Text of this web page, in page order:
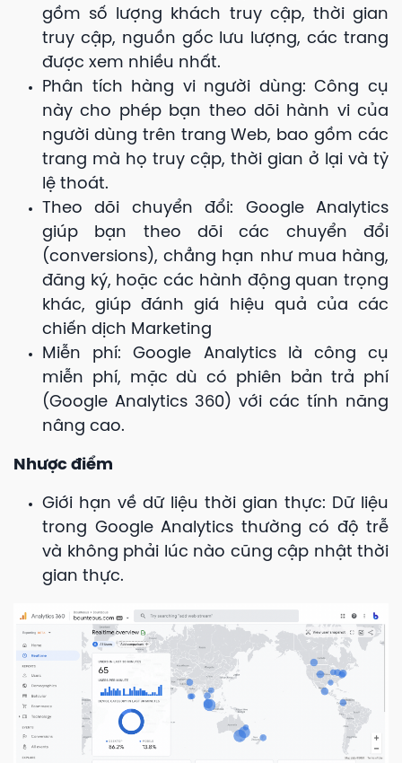
gồm số lượng khách truy cập, thời gian
truy cập, nguồn gốc lưu lượng, các trang
được xem nhiều nhất.
Phân tích hàng vi người dùng: Công cụ
này cho phép bạn theo dõi hành vi của
người dùng trên trang Web, bao gồm các
trang mà họ truy cập, thời gian ở lại và tỷ
lệ thoát.
Theo dõi chuyển đổi: Google Analytics
giúp bạn theo dõi các chuyển đổi
(conversions), chẳng hạn như mua hàng,
đăng ký, hoặc các hành động quan trọng
khác, giúp đánh giá hiệu quả của các
chiến dịch Marketing
Miễn phí: Google Analytics là công cụ
miễn phí, mặc dù có phiên bản trả phí
(Google Analytics 360) với các tính năng
nâng cao.
Nhược điểm
Giới hạn về dữ liệu thời gian thực: Dữ liệu
trong Google Analytics thường có độ trễ
và không phải lúc nào cũng cập nhật thời
gian thực.